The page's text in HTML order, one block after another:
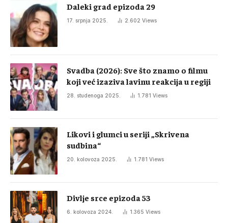
Daleki grad epizoda 29
17. srpnja 2025. 2.602 Views
Svadba (2026): Sve što znamo o filmu
koji već izaziva lavinu reakcija u regiji
28. studenoga 2025. 1.781 Views
Likovi i glumci u seriji „Skrivena
sudbina“
20. kolovoza 2025. 1.781 Views
Divlje srce epizoda 53
6. kolovoza 2024. 1.365 Views